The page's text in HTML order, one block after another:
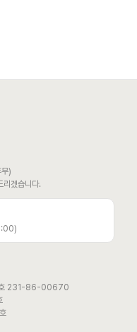
)
리겠습니다.
호 231-86-00670